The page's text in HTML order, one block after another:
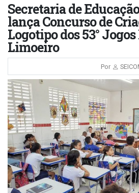
Secretaria de
lança Concurso de
Logotipo dos 53°
Limoeiro
Por